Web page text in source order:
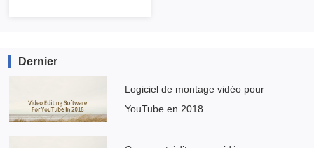
Dernier
Logiciel de montage vidéo pour
YouTube en 2018